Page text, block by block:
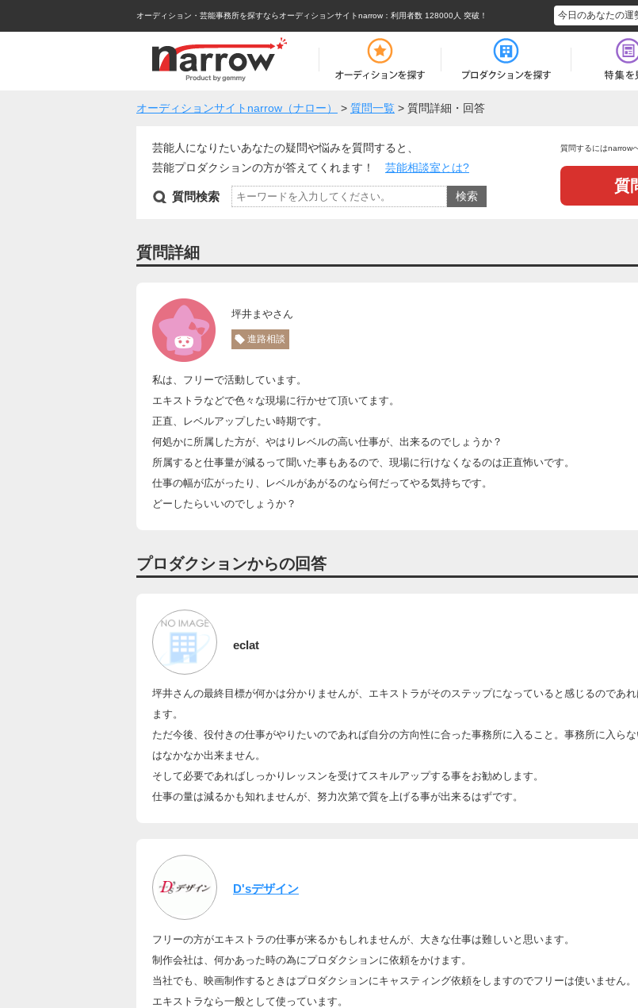
オーディション・芸能事務所を探すならオーディションサイトnarrow ：利用者数 128000人 突破！ 今日のあなたの運
オーディションサイトnarrow（ナロー） > 質問一覧 > 質問詳細・回答
芸能人になりたいあなたの疑問や悩みを質問すると、
芸能プロダクションの方が答えてくれます！ 芸能相談室とは?
質問検索
質問するにはnarrow
質
質問詳細
坪井まやさん
進路相談
私は、フリーで活動しています。
エキストラなどで色々な現場に行かせて頂いてます。
正直、レベルアップしたい時期です。
何処かに所属した方が、やはりレベルの高い仕事が、出来るのでしょうか？
所属すると仕事量が減るって聞いた事もあるので、現場に行けなくなるのは正直怖いです。
仕事の幅が広がったり、レベルがあがるのなら何だってやる気持ちです。
どーしたらいいのでしょうか？
プロダクションからの回答
eclat
坪井さんの最終目標が何かは分かりませんが、エキストラがそのステップになっていると感じるのであ
ます。
ただ今後、役付きの仕事がやりたいのであれば自分の方向性に合った事務所に入ること。事務所に入ら
はなかなか出来ません。
そして必要であればしっかりレッスンを受けてスキルアップする事をお勧めします。
仕事の量は減るかも知れませんが、努力次第で質を上げる事が出来るはずです。
D'sデザイン
フリーの方がエキストラの仕事が来るかもしれませんが、大きな仕事は難しいと思います。
制作会社は、何かあった時の為にプロダクションに依頼をかけます。
当社でも、映画制作するときはプロダクションにキャスティング依頼をしますのでフリーは使いません。
エキストラなら一般として使っています。